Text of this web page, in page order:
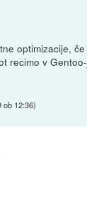
optimizacije,
recimo v
ob 12:36)